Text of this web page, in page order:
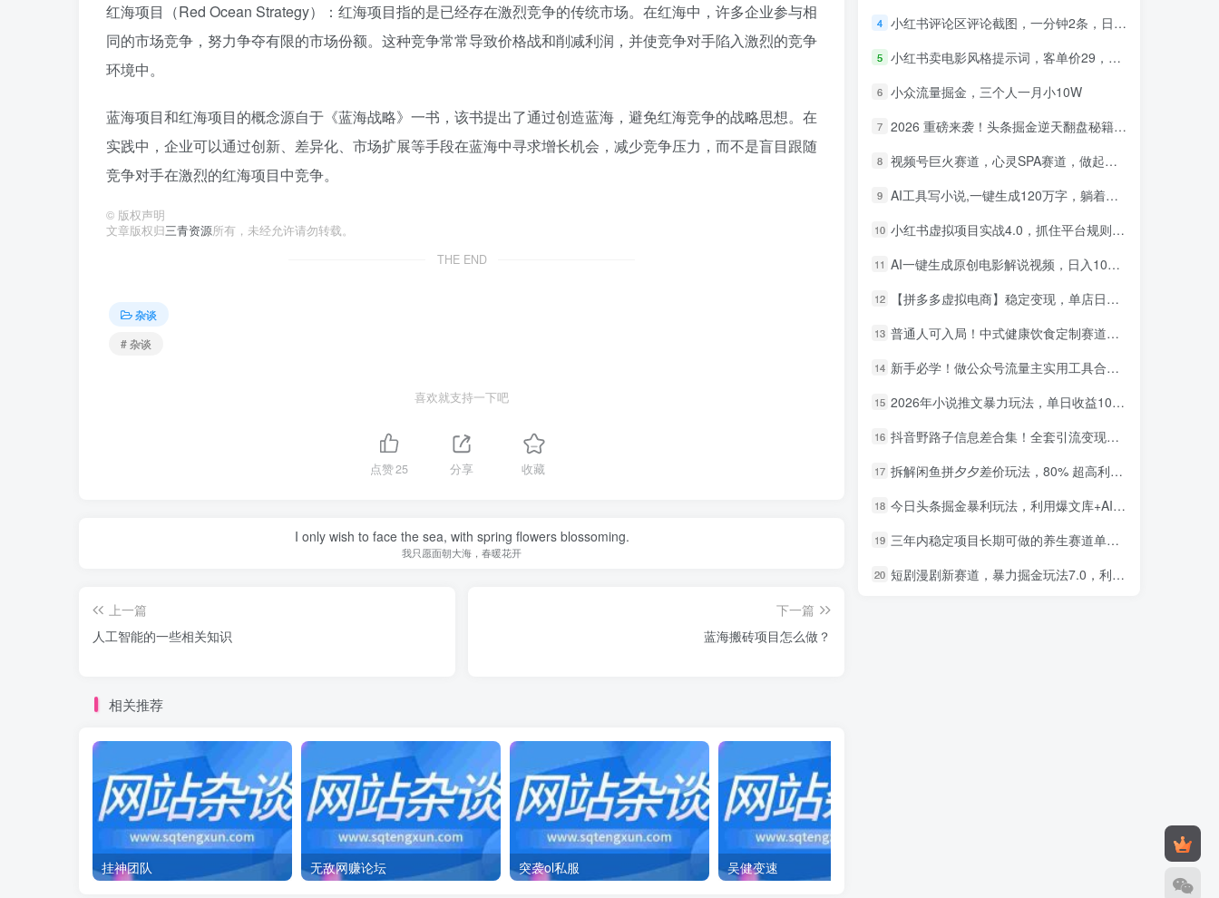
红海项目（Red Ocean Strategy）：红海项目指的是已经存在激烈竞争的传统市场。在红海中，许多企业参与相
同的市场竞争，努力争夺有限的市场份额。这种竞争常常导致价格战和削减利润，并使竞争对手陷入激烈的竞争
环境中。
蓝海项目和红海项目的概念源自于《蓝海战略》一书，该书提出了通过创造蓝海，避免红海竞争的战略思想。在
实践中，企业可以通过创新、差异化、市场扩展等手段在蓝海中寻求增长机会，减少竞争压力，而不是盲目跟随
竞争对手在激烈的红海项目中竞争。
© 版权声明
文章版权归三青资源所有，未经允许请勿转载。
THE END
杂谈
# 杂谈
喜欢就支持一下吧
点赞25 分享 收藏
I only wish to face the sea, with spring flowers blossoming.
我只愿面朝大海，春暖花开
上一篇
人工智能的一些相关知识
下一篇
蓝海搬砖项目怎么做？
相关推荐
挂神团队 无敌网赚论坛 突袭ol私服 吴健变速 造梦西游3
4 小红书评论区评论截图，一分钟2条，日入几千，多劳多得!
5 小红书卖电影风格提示词，客单价29，50多天卖了790单，小白直接抄作业！
6 小众流量掘金，三个人一月小10W
7 2026 重磅来袭！头条掘金逆天翻盘秘籍，AI 一键打造爆款内容，只需简单复制粘贴，日入 1000 + 轻松实现！
8 视频号巨火赛道，心灵SPA赛道，做起来超简单，每天收益800+！
9 AI工具写小说,一键生成120万字，躺着也能赚，月入2w+！
10 小红书虚拟项目实战4.0，抓住平台规则调整，单店日入500+！
11 AI一键生成原创电影解说视频，日入1000+！
12 【拼多多虚拟电商】稳定变现，单店日利润500+，软件挂机全自动发货，轻松实现月入1w+！
13 普通人可入局！中式健康饮食定制赛道，AI 十分钟做爆款，变现超给力
14 新手必学！做公众号流量主实用工具合集，从选题到变现，一篇搞定（新手必备）
15 2026年小说推文暴力玩法，单日收益1000+，小白看完即可上手
16 抖音野路子信息差合集！全套引流变现玩法，保姆级拆解
17 拆解闲鱼拼夕夕差价玩法，80% 超高利润，日入轻松过千
18 今日头条掘金暴利玩法，利用爆文库+AI辅助，轻松矩阵、当天起号，简单粗暴，日入1000+
19 三年内稳定项目长期可做的养生赛道单条视频收入2200
20 短剧漫剧新赛道，暴力掘金玩法7.0，利用最权威的去重技术，号称单日可收益最高1w+